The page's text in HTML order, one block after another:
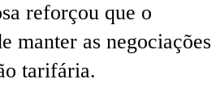
reforçou que o
manter as negociações
tarifária.